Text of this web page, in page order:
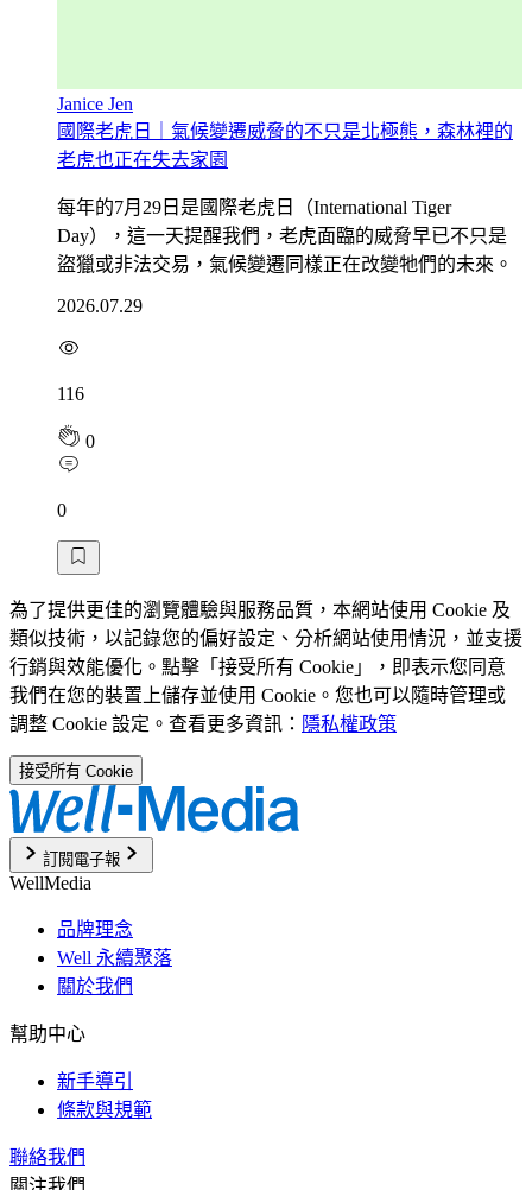
Janice Jen
國際老虎日｜氣候變遷威脅的不只是北極熊，森林裡的
老虎也正在失去家園
每年的7月29日是國際老虎日（International Tiger
Day），這一天提醒我們，老虎面臨的威脅早已不只是
盜獵或非法交易，氣候變遷同樣正在改變牠們的未來。
2026.07.29
116
0
0
為了提供更佳的瀏覽體驗與服務品質，本網站使用 Cookie 及
類似技術，以記錄您的偏好設定、分析網站使用情況，並支援
行銷與效能優化。點擊「接受所有 Cookie」，即表示您同意
我們在您的裝置上儲存並使用 Cookie。您也可以隨時管理或
調整 Cookie 設定。查看更多資訊： 隱私權政策
接受所有 Cookie
訂閱電子報
WellMedia
品牌理念
Well 永續聚落
關於我們
幫助中心
新手導引
條款與規範
聯絡我們
關注我們